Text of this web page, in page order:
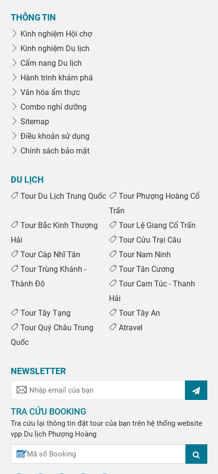
THÔNG TIN
Kinh nghiệm Hội chợ
Kinh nghiệm Du lịch
Cẩm nang Du lịch
Hành trình khám phá
Văn hóa ẩm thực
Combo nghỉ dưỡng
Sitemap
Điều khoản sử dụng
Chính sách bảo mật
DU LỊCH
Tour Du Lịch Trung Quốc
Tour Phượng Hoàng Cổ
Trấn
Tour Bắc Kinh Thượng
Hải
Tour Lệ Giang Cổ Trấn
Tour Cửu Trại Câu
Tour Cáp Nhĩ Tân
Tour Nam Ninh
Tour Trùng Khánh -
Thành Đô
Tour Tân Cương
Tour Cam Túc - Thanh
Hải
Tour Tây Tạng
Tour Tây An
Tour Quý Châu Trung
Quốc
Atravel
NEWSLETTER
TRA CỨU BOOKING
Tra cứu lại thông tin đặt tour của bạn trên hệ thống website
vpp Du lịch Phượng Hoàng